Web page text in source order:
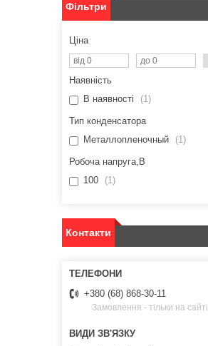
Фільтри
Ціна
Наявність
В наявності
1
Тип конденсатора
Металлопленочный
1
Робоча напруга,В
100
1
Контакти
+380 (68) 868-30-11
Замовлення - тільки на сайті